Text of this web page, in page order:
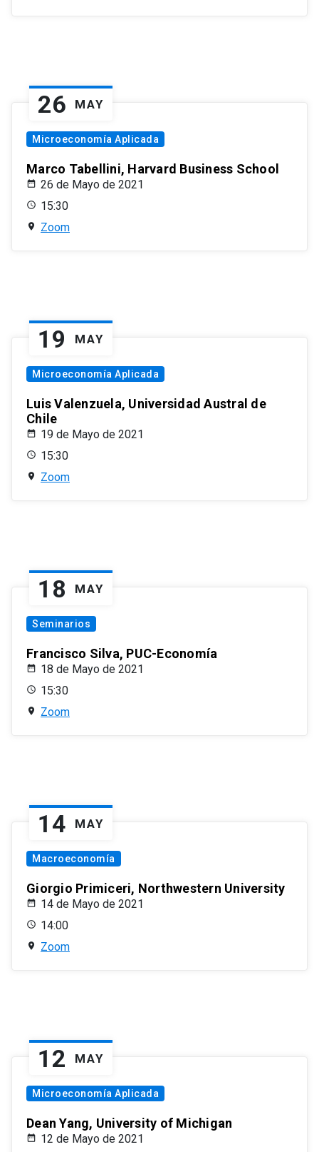
26 MAY
Microeconomía Aplicada
Marco Tabellini, Harvard Business School
26 de Mayo de 2021
15:30
Zoom
19 MAY
Microeconomía Aplicada
Luis Valenzuela, Universidad Austral de
Chile
19 de Mayo de 2021
15:30
Zoom
18 MAY
Seminarios
Francisco Silva, PUC-Economía
18 de Mayo de 2021
15:30
Zoom
14 MAY
Macroeconomía
Giorgio Primiceri, Northwestern University
14 de Mayo de 2021
14:00
Zoom
12 MAY
Microeconomía Aplicada
Dean Yang, University of Michigan
12 de Mayo de 2021